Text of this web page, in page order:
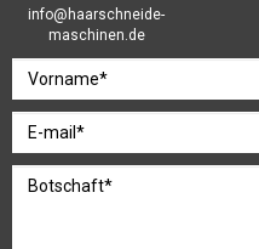
info@haarschneide-
maschinen.de